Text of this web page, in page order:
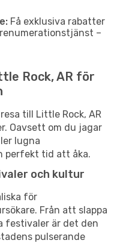
Få exklusiva rabatter
–
Rock, AR för
till Little Rock, AR
Oavsett om du jagar
lugna
perfekt tid att åka.
och kultur
för
Från att slappa
festivaler är det den
pulserande